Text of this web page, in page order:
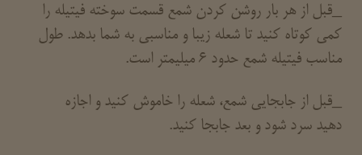
_قبل از هر بار روشن کردن شمع قسمت سوخته فیتیله را
کمی کوتاه کنید تا شعله زیبا و مناسبی به شما بدهد. طول
مناسب فیتیله شمع حدود 6 میلیمتر است.
_قبل از جابجایی شمع، شعله را خاموش کنید و اجازه
دهید سرد شود و بعد جابجا کنید.